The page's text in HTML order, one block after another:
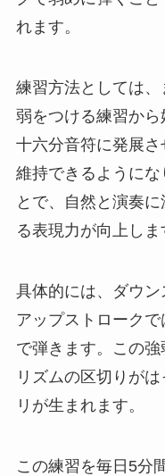
れます。
練習方法としては
弱をつける練習か
十六分音符に発展
維持できるようにな
とで、自然と演奏
る表現力が向上しま
具体的には、ダウン
アップストローク
で弾きます。この強
リズムの区切りが
リが生まれます。
この練習を毎日5分